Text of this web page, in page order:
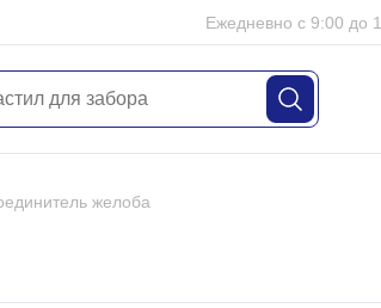
Ежедневно с 9:00 до
желоба